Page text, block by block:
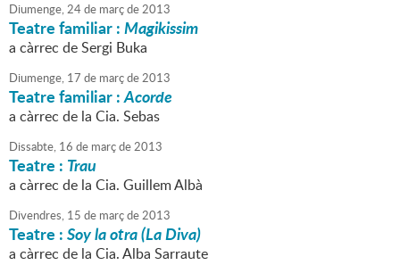
Diumenge,24de marçde2013
Teatre familiar :Magikissim
a càrrec de Sergi Buka
Diumenge, 17 de marçde2013
Teatre familiar :Acorde
a càrrec de la Cia. Sebas
Dissabte, 16 de marçde2013
Teatre : Trau
a càrrec de la Cia. Guillem Albà
Divendres, 15 de marçde2013
Teatre :Soy la otra (La Diva)
a càrrec de la Cia. Alba Sarraute